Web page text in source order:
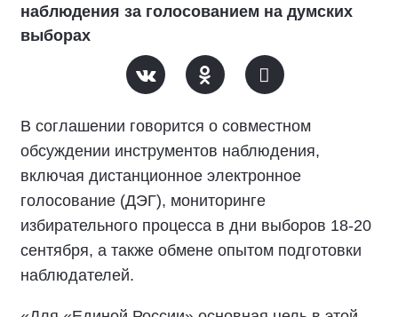
наблюдения за голосованием на думских
выборах
В соглашении говорится о совместном
обсуждении инструментов наблюдения,
включая дистанционное электронное
голосование (ДЭГ), мониторинге
избирательного процесса в дни выборов 18-20
сентября, а также обмене опытом подготовки
наблюдателей.